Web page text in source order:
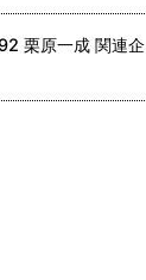
栗原一成 関連企